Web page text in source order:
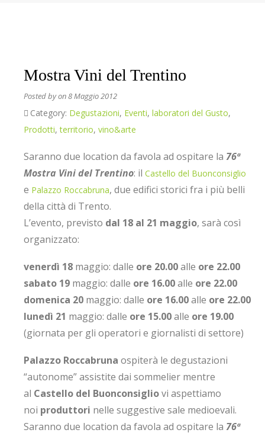
Mostra Vini del Trentino
Posted byon 8 Maggio 2012
Category: Degustazioni, Eventi, laboratori del Gusto,
Prodotti,territorio, vino&arte
Saranno due location da favola ad ospitare la 76ª
Mostra Vini del Trentino: il Castello del Buonconsiglio
e Palazzo Roccabruna, due edifici storici fra i più belli
della città di Trento.
L’evento, previsto dal 18 al 21 maggio, sarà così
organizzato:
venerdì 18 maggio: dalle ore 20.00alle ore 22.00
sabato 19 maggio: dalle ore 16.00alle ore 22.00
domenica 20 maggio: dalle ore 16.00alle ore 22.00
lunedì 21 maggio: dalle ore 15.00alle ore 19.00
(giornata per gli operatori e giornalisti di settore)
Palazzo Roccabruna ospiterà le degustazioni
“autonome” assistite dai sommelier mentre
al Castello del Buonconsigliovi aspettiamo
noi produttori nelle suggestive sale medioevali.
Saranno due location da favola ad ospitare la 76ª